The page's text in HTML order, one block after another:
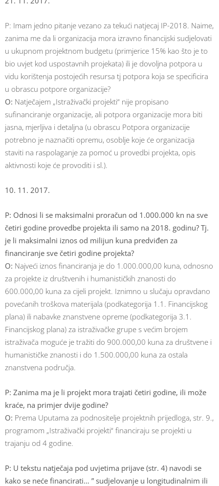
P: Imam jedno pitanje vezano za tekući natjecaj IP-2018. Naime,
zanima me da li organizacija mora izravno financijski sudjelovati
u ukupnom projektnom budgetu (primjerice 15% kao što je to
bio uvjet kod uspostavnih projekata) ili je dovoljna potpora u
vidu korištenja postojećih resursa tj potpora koja se specificira
u obrascu potpore organizacije?
O: Natječajem „Istraživački projekti“ nije propisano
sufinanciranje organizacije, ali potpora organizacije mora biti
jasna, mjerljiva i detaljna (u obrascu Potpora organizacije
potrebno je naznačiti opremu, osoblje koje će organizacija
staviti na raspolaganje za pomoć u provedbi projekta, opis
aktivnosti koje će provoditi i sl.).
10. 11. 2017.
P: Odnosi li se maksimalni proračun od 1.000.000 kn na sve
četiri godine provedbe projekta ili samo na 2018. godinu? Tj.
je li maksimalni iznos od milijun kuna predviđen za
financiranje sve četiri godine projekta?
O: Najveći iznos financiranja je do 1.000.000,00 kuna, odnosno
za projekte iz društvenih i humanističkih znanosti do
600.000,00 kuna za cijeli projekt. Iznimno u slučaju opravdano
povećanih troškova materijala (podkategorija 1.1. Financijskog
plana) ili nabavke znanstvene opreme (podkategorija 3.1.
Financijskog plana) za istraživačke grupe s većim brojem
istraživača moguće je tražiti do 900.000,00 kuna za društvene i
humanističke znanosti i do 1.500.000,00 kuna za ostala
znanstvena područja.
P: Zanima ma je li projekt mora trajati četiri godine, ili može
kraće, na primjer dvije godine?
O: Prema Uputama za podnositelje projektnih prijedloga, str. 9.,
programom „Istraživački projekti“ financiraju se projekti u
trajanju od 4 godine.
P: U tekstu natječaja pod uvjetima prijave (str. 4) navodi se
kako se neće financirati… ” sudjelovanje u longitudinalnim ili